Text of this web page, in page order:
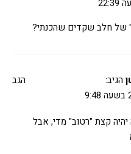
חלב שקדים שהכנתי?
הגיב:
קצת "רטוב" מדי, אבל
הגב